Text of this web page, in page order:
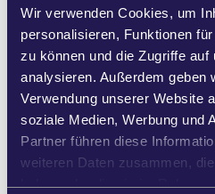
Wir verwenden Cookies, um
personalisieren, Funktionen
zu können und die Zugriffe auf
analysieren. Außerdem geben
Verwendung unserer Website
soziale Medien, Werbung und
Partner führen diese
weiteren Daten zusammen,
haben oder die sie im
immer weiter aus, und
Genau deshalb müssen wir
bringen. Sonst laufen wir
Massenüberwachung
anzuheizen, während
seine Sicherheit einem
Wenn wiraktiv werden
protestieren, können wir